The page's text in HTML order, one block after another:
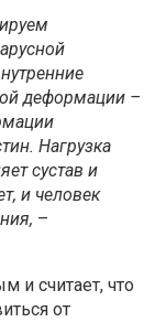
деформации –
Нагрузка
сустав и
и человек
–
и считает, что
от